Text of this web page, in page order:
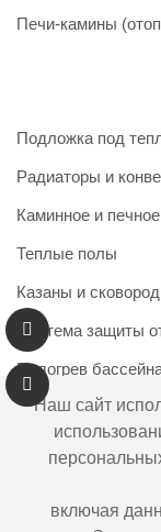
Печи-камины
Подложка под
Радиаторы и
Каминное и
Теплые полы
Казаны и
Система защиты
Подогрев
Информация на
Наличие и
уточнять у
Наш сайт
включая